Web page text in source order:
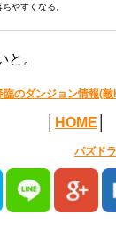
やすくなる。
。
のダンジョン情報(
HOME
パズド